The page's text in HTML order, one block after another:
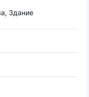
Здание